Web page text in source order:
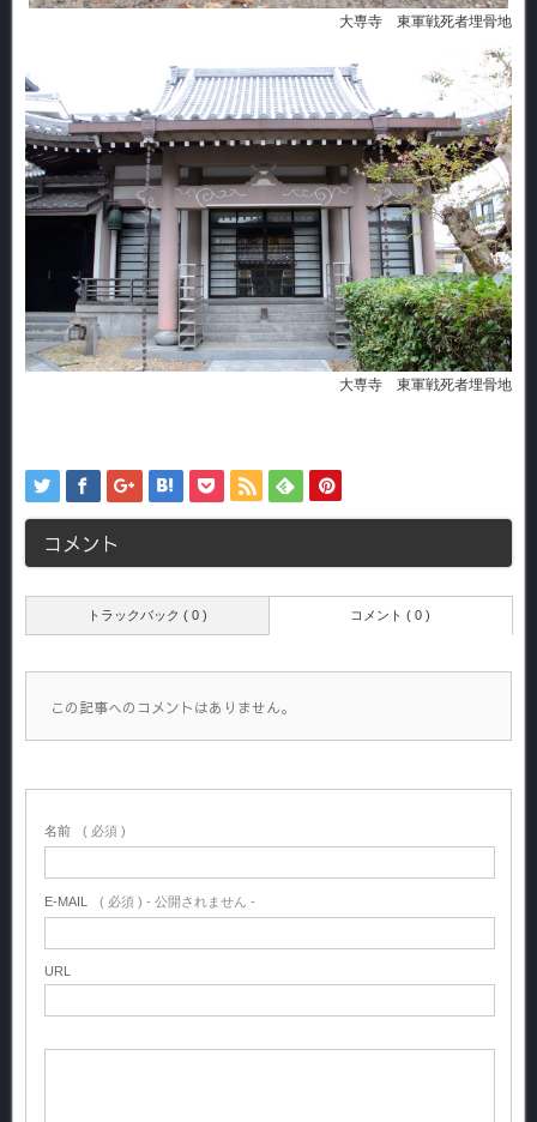
大専寺 東軍戦死者埋骨地
大専寺 東軍戦死者埋骨地
コメント
トラックバック ( 0 ) コメント ( 0 )
この記事へのコメントはありません。
名前 ( 必須 )
E-MAIL ( 必須 ) - 公開されません -
URL